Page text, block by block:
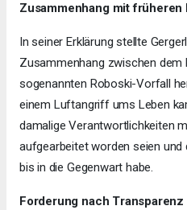
Zusammenhang mit früheren
In seiner Erklärung stellte
Zusammenhang zwischen dem
sogenannten Roboski-Vorfall
einem Luftangriff ums Leben
damalige Verantwortlichkeiten
aufgearbeitet worden seien
bis in die Gegenwart habe.
Forderung nach Transparenz